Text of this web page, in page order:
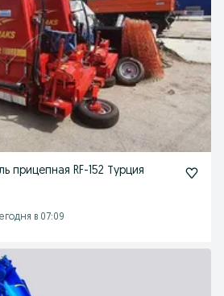
прицепная RF-152 Турция
в 07:09